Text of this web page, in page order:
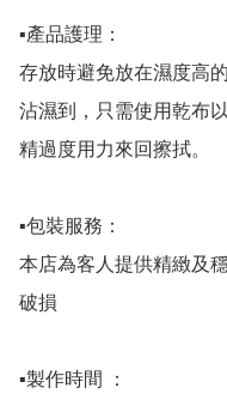
▪️產品護理：
存放時避免放在濕度高
沾濕到，只需使用乾布
精過度用力來回擦拭。
▪️包裝服務：
本店為客人提供精緻及
破損
▪️製作時間 ：